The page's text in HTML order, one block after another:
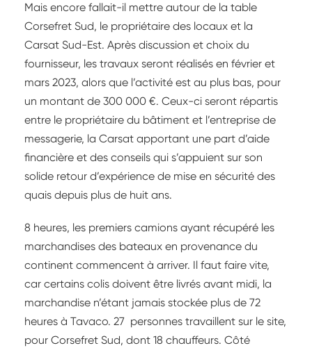
Mais encore fallait-il mettre autour de la table
Corsefret Sud, le propriétaire des locaux et la
Carsat Sud-Est. Après discussion et choix du
fournisseur, les travaux seront réalisés en février et
mars 2023, alors que l’activité est au plus bas, pour
un montant de 300 000 €. Ceux-ci seront répartis
entre le propriétaire du bâtiment et l’entreprise de
messagerie, la Carsat apportant une part d’aide
financière et des conseils qui s’appuient sur son
solide retour d’expérience de mise en sécurité des
quais depuis plus de huit ans.
8 heures, les premiers camions ayant récupéré les
marchandises des bateaux en provenance du
continent commencent à arriver. Il faut faire vite,
car certains colis doivent être livrés avant midi, la
marchandise n’étant jamais stockée plus de 72
heures à Tavaco. 27 personnes travaillent sur le site,
pour Corsefret Sud, dont 18 chauffeurs. Côté